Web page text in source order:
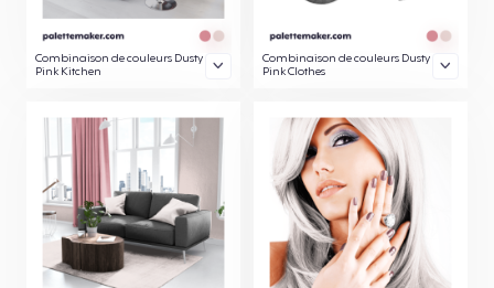
Combinaison de couleurs Dusty
Pink Kitchen
Combinaison de couleurs Dusty
Pink Clothes